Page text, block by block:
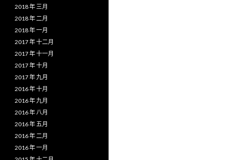
2018 年 三月
2018 年 二月
2018 年 一月
2017 年 十二月
2017 年 十一月
2017 年 十月
2017 年 九月
2016 年 十月
2016 年 九月
2016 年 八月
2016 年 五月
2016 年 二月
2016 年 一月